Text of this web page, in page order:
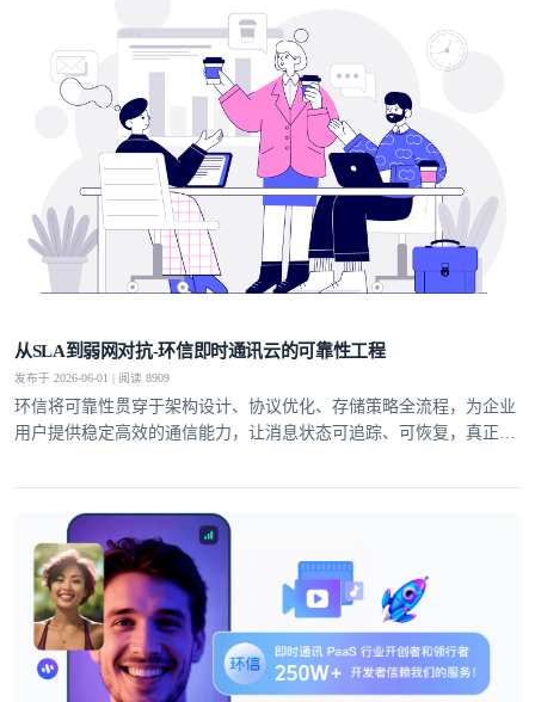
从SLA到弱网对抗-环信即时通讯云的可靠性工程
发布于 2026-06-01 | 阅读 8909
环信将可靠性贯穿于架构设计、协议优化、存储策略全流程，为企业
用户提供稳定高效的通信能力，让消息状态可追踪、可恢复，真正实